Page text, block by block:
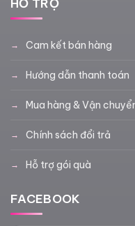
HỖ TRỢ
Cam kết bán hàng
Hướng dẫn thanh toán
Mua hàng & Vận
Chính sách đổi trả
Hỗ trợ gói quà
FACEBOOK